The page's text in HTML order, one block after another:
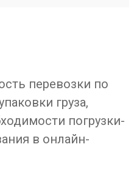
перевозки по
груза,
погрузки-
в онлайн-